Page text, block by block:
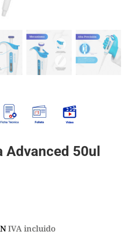
50ul
IVA incluido